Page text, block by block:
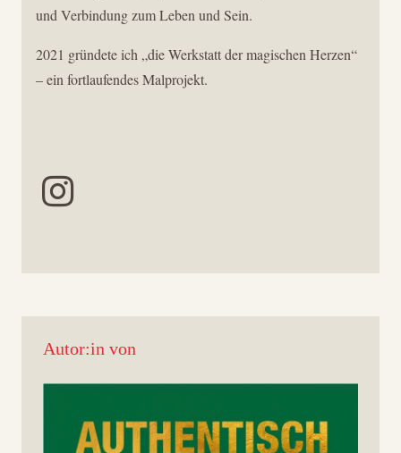
und Verbindung zum Leben und Sein.
2021 gründete ich „die Werkstatt der magischen Herzen“
– ein fortlaufendes Malprojekt.
Autor:in von